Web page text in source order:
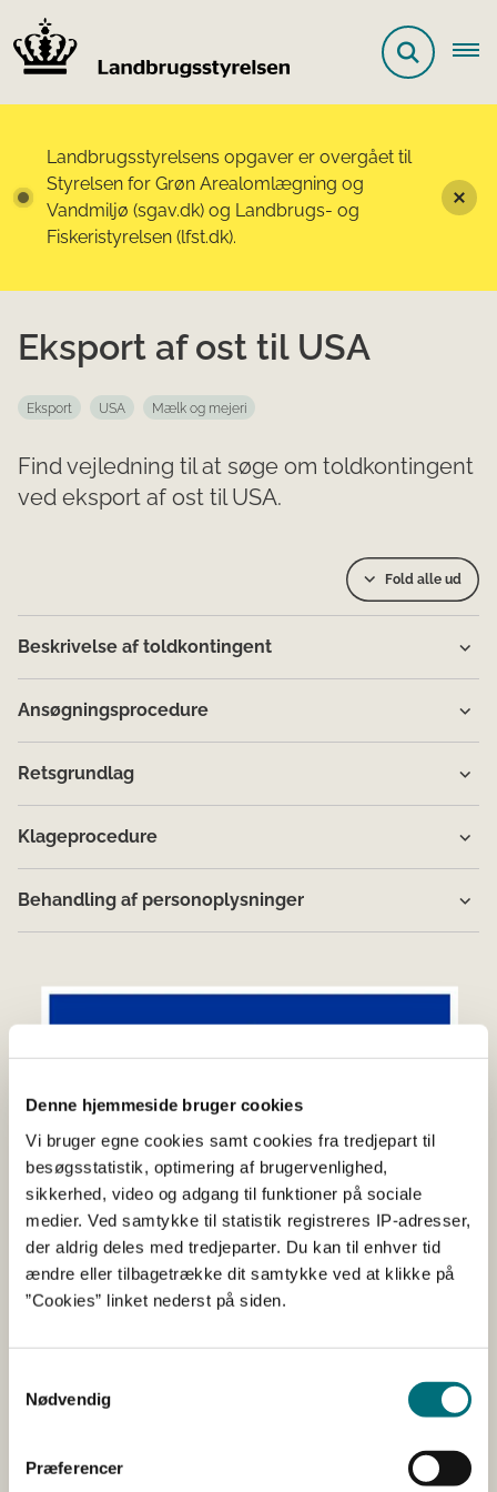
Denne hjemmeside bruger cookies
Vi bruger egne cookies samt cookies fra tredjepart til
besøgsstatistik, optimering af brugervenlighed,
sikkerhed, video og adgang til funktioner på sociale
medier. Ved samtykke til statistik registreres IP-adresser,
der aldrig deles med tredjeparter. Du kan til enhver tid
ændre eller tilbagetrække dit samtykke ved at klikke på
”Cookies” linket nederst på siden.
Nødvendig
Præferencer
Landbrugsstyrelsens opgaver er overgået til
Styrelsen for Grøn Arealomlægning og
Vandmiljø (sgav.dk) og Landbrugs- og
Fiskeristyrelsen (lfst.dk).
Eksport af ost til USA
Eksport USA Mælk og mejeri
Find vejledning til at søge om toldkontingent
ved eksport af ost til USA.
Fold alle ud
Beskrivelse af toldkontingent
Ansøgningsprocedure
Retsgrundlag
Klageprocedure
Behandling af personoplysninger
Eventuelle spørgsmål til ordningen kan rettes